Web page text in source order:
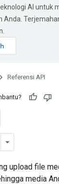
AI untuk
Anda.
Referensi API
upload file
media